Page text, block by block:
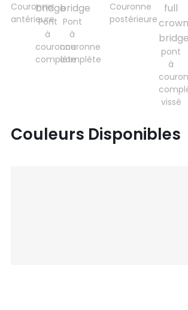
Couronne
antérieure
Pont
à
couronne
complète
Pont
à
couronne
complète
Couronne
postérieure
pont
à
vissé
Couleurs Disponibles